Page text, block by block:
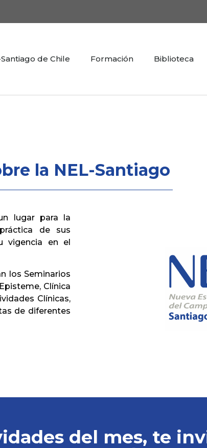
de Chile Formación Biblioteca
la NEL-Santiago
lugar para la
de sus
vigencia en el
los Seminarios
Clínica
Clínicas,
de diferentes
del mes, te